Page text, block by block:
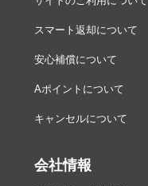
スマート返却について
安心補償について
Aポイントについて
キャンセルについて
会社情報